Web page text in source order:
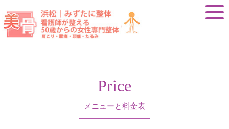
Price
メニューと料金表